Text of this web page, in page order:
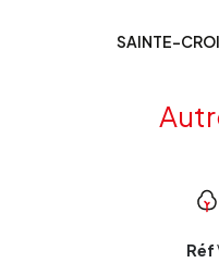
SAINTE-
Réf